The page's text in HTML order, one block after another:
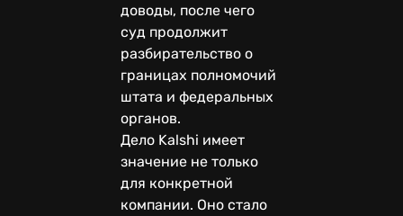
доводы, после чего
суд продолжит
разбирательство о
границах полномочий
штата и федеральных
органов.
Дело Kalshi имеет
значение не только
для конкретной
компании. Оно стало